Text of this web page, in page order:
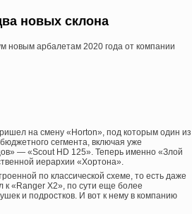
новых склона
новым арбалетам 2020 года от компании
на смену «Horton», под которым один из
сегмента, включая уже
— «Scout HD 125». Теперь именно «Злой
иерархии «Хортона».
по классической схеме, то есть даже
«Ranger X2», по сути еще более
и подростков. И вот к нему в компанию